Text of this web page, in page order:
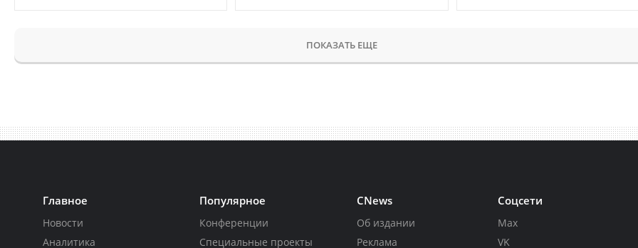
ПОКАЗАТЬ ЕЩЕ
Главное
Новости
Аналитика
Популярное
Конференции
Специальные проекты
CNews
Об издании
Реклама
Соцсети
Max
VK